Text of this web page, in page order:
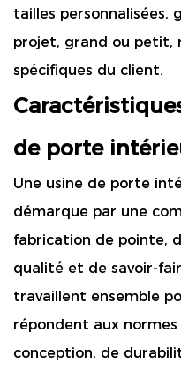
tailles personnalisées,
projet, grand ou petit,
spécifiques du client.
de porte
Une usine de porte
démarque par une
fabrication de pointe,
qualité et de savoir-
travaillent ensemble
répondent aux normes
conception, de